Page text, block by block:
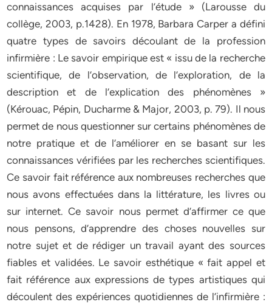
connaissances acquises par l’étude » (Larousse du
collège, 2003, p.1428). En 1978, Barbara Carper a défini
quatre types de savoirs découlant de la profession
infirmière : Le savoir empirique est « issu de la recherche
scientifique, de l’observation, de l’exploration, de la
description et de l’explication des phénomènes »
(Kérouac, Pépin, Ducharme & Major, 2003, p. 79). Il nous
permet de nous questionner sur certains phénomènes de
notre pratique et de l’améliorer en se basant sur les
connaissances vérifiées par les recherches scientifiques.
Ce savoir fait référence aux nombreuses recherches que
nous avons effectuées dans la littérature, les livres ou
sur internet. Ce savoir nous permet d’affirmer ce que
nous pensons, d’apprendre des choses nouvelles sur
notre sujet et de rédiger un travail ayant des sources
fiables et validées. Le savoir esthétique « fait appel et
fait référence aux expressions de types artistiques qui
découlent des expériences quotidiennes de l’infirmière :